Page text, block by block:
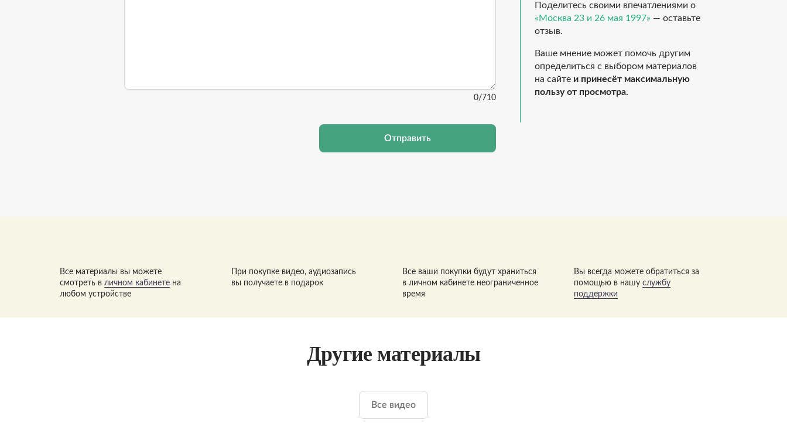
0/710
Отправить
Поделитесь своими впечатлениями о
«Москва 23 и 26 мая 1997» — оставьте
отзыв.
Ваше мнение может помочь другим
определиться с выбором материалов
на сайте и принесёт максимальную
пользу от просмотра.
Все материалы вы можете
смотреть в личном кабинете на
любом устройстве
При покупке видео, аудиозапись
вы получаете в подарок
Все ваши покупки будут храниться
в личном кабинете неограниченное
время
Вы всегда можете обратиться за
помощью в нашу службу
поддержки
Другие материалы
Все видео